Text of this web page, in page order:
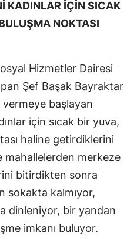
KADINLAR İÇİN SICAK
NOKTASI
Hizmetler Dairesi
Şef Başak Bayraktar
başlayan
için sıcak bir yuva,
haline getirdiklerini
mahallelerden merkeze
bitirdikten sonra
sokakta kalmıyor,
dinleniyor, bir yandan
imkanı buluyor.